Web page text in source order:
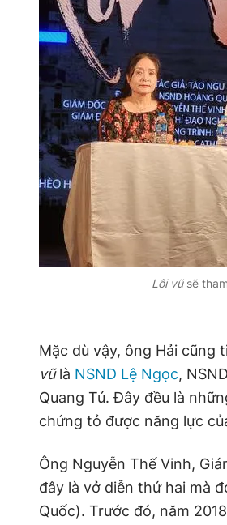
Lôi vũsẽ
Mặc dù vậy, ông Hải cũng
vũlà NSND Lệ Ngọc,
Quang Tú. Đây đều là
chứng tỏ được năng lực
Ông Nguyễn Thế Vinh,
đây là vở diễn thứ hai mà
Quốc). Trước đó, năm